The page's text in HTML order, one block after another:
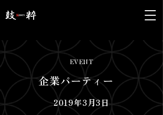
EVENT
企業パーティー
2019年3月3日